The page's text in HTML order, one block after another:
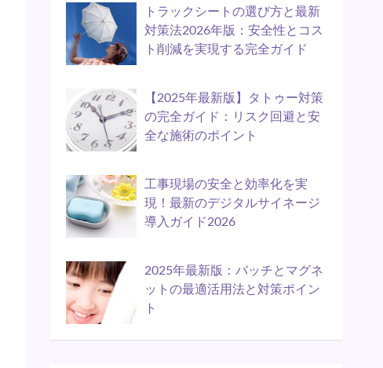
トラックシートの選び方と最新
対策法2026年版：安全性とコス
ト削減を実現する完全ガイド
【2025年最新版】タトゥー対策
の完全ガイド：リスク回避と安
全な施術のポイント
工事現場の安全と効率化を実
現！最新のデジタルサイネージ
導入ガイド2026
2025年最新版：バッチとマグネ
ットの最適活用法と対策ポイン
ト